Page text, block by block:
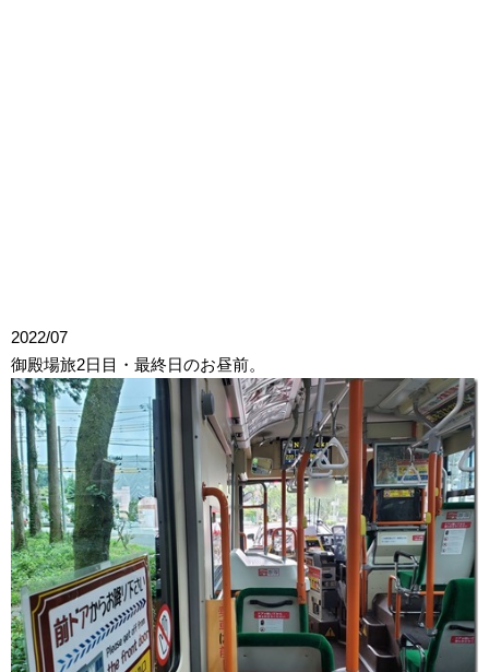
2022/07
御殿場旅2日目・最終日のお昼前。